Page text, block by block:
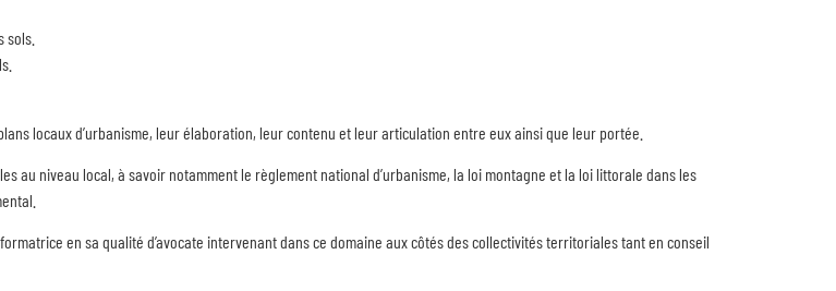
sols.
locaux d’urbanisme, leur élaboration, leur contenu et leur articulation entre eux ainsi que leur portée.
au niveau local, à savoir notamment le règlement national d’urbanisme, la loi montagne et la loi littorale dans les
en sa qualité d’avocate intervenant dans ce domaine aux côtés des collectivités territoriales tant en conseil